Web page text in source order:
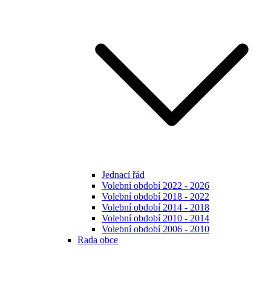
Jednací řád
Volební období 2022 - 2026
Volební období 2018 - 2022
Volební období 2014 - 2018
Volební období 2010 - 2014
Volební období 2006 - 2010
Rada obce